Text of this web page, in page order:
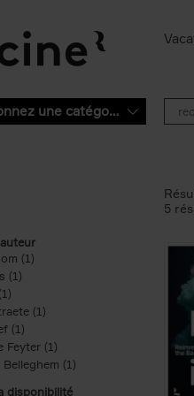
Sélectionnez une catégorie
(1)
(1)
(1) Apply Isabel Verstraete
(1)
Feyter (1) Apply Jozefien De
(1) Apply Steven Van
disponibilité
5